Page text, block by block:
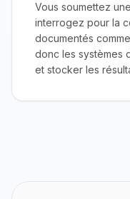
Vous soumettez
interrogez pour la
documentés
donc les systèmes
et stocker les